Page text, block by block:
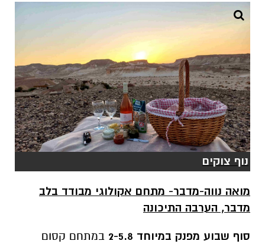
נוף צוקים
מואה נווה-מדבר- מתחם אקולוגי מבודד בלב
מדבר, הערבה התיכונה
סוף שבוע מפנק במיוחד 2-5.8
במתחם קסום